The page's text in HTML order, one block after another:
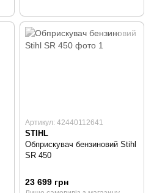
Артикул: 42440112641
STIHL
Обприскувач бензиновий Stihl
SR 450
23 699 грн